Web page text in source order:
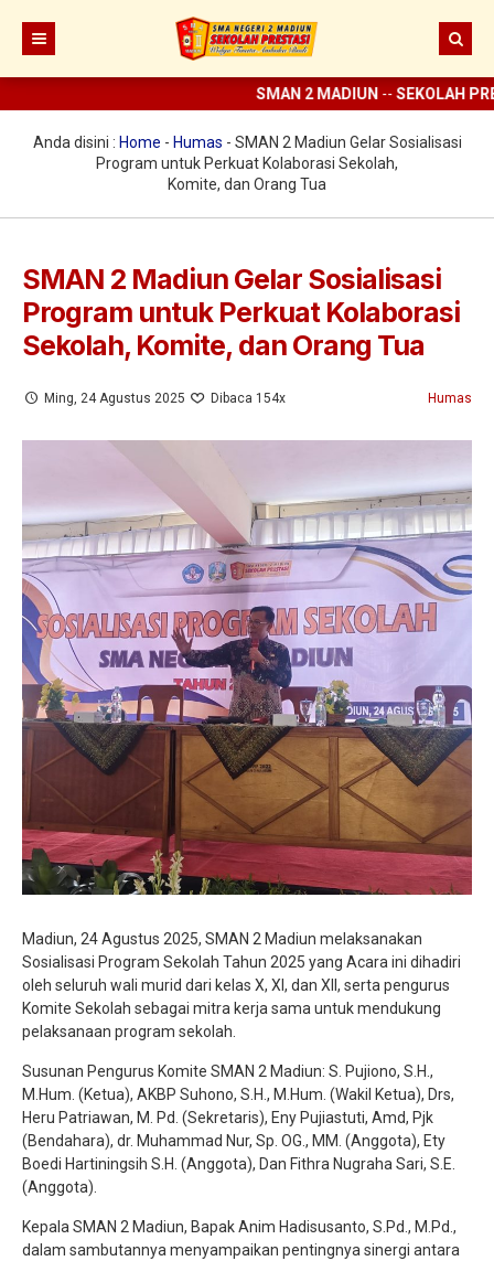
Berita
Profil
Sejarah
Visi Misi SMAN 2 Madiun
Struktur Organisasi
Sarana dan Prasarana
Ekstrakurikuler
Pramuka
SCC
KIR
Jurnalistik
Tari
Teather
Digital Sekolah
ELITE
E-learning
Guru dan Karyawan
SMAN 2 MADIUN --SEKOLAH
Anda disini : Home - Humas - SMAN 2 Madiun Gelar Sosialisasi
Program untuk Perkuat Kolaborasi Sekolah,
Komite, dan Orang Tua
SMAN 2 Madiun Gelar Sosialisasi
Program untuk Perkuat Kolaborasi
Sekolah, Komite, dan Orang Tua
Ming, 24 Agustus 2025 Dibaca 154x Humas
Madiun, 24 Agustus 2025, SMAN 2 Madiun melaksanakan
Sosialisasi Program Sekolah Tahun 2025 yang Acara ini dihadiri
oleh seluruh wali murid dari kelas X, XI, dan XII, serta pengurus
Komite Sekolah sebagai mitra kerja sama untuk mendukung
pelaksanaan program sekolah.
Susunan Pengurus Komite SMAN 2 Madiun: S. Pujiono, S.H.,
M.Hum. (Ketua), AKBP Suhono, S.H., M.Hum. (Wakil Ketua), Drs,
Heru Patriawan, M. Pd. (Sekretaris), Eny Pujiastuti, Amd, Pjk
(Bendahara), dr. Muhammad Nur, Sp. OG., MM. (Anggota), Ety
Boedi Hartiningsih S.H. (Anggota), Dan Fithra Nugraha Sari, S.E.
(Anggota).
Kepala SMAN 2 Madiun, Bapak Anim Hadisusanto, S.Pd., M.Pd.,
dalam sambutannya menyampaikan pentingnya sinergi antara